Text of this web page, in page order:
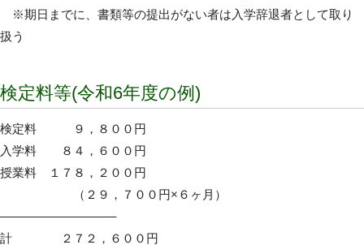
※期日までに、書類等の提出がない者は入学辞退者として取り
扱う
検定料等(令和6年度の例)
検定料 ９，８００円
入学料 ８４，６００円
授業料 １７８，２００円
（２９，７００円×６ヶ月）
—————————–
計 ２７２，６００円